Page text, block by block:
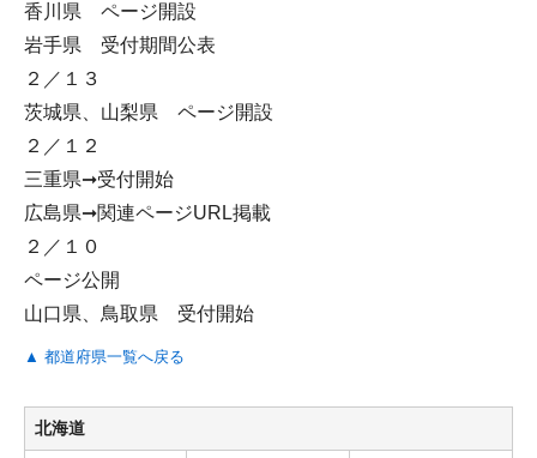
香川県 ページ開設
岩手県 受付期間公表
２／１３
茨城県、山梨県 ページ開設
２／１２
三重県➞受付開始
広島県➞関連ページURL掲載
２／１０
ページ公開
山口県、鳥取県 受付開始
▲ 都道府県一覧へ戻る
北海道